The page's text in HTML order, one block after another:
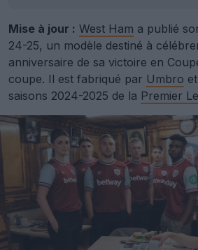
Mise à jour : West Ham a publié
24-25, un modèle destiné à
anniversaire de sa victoire en
coupe. Il est fabriqué par Umbro
saisons 2024-2025 de la Premier